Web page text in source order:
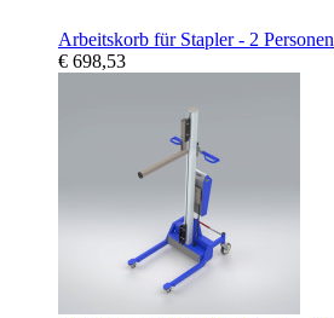
Arbeitskorb für Stapler - 2 Personen
€ 698,53